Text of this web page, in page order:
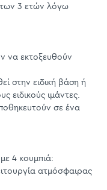
των 3 ετών λόγω
να εκτοξευθούν
στην ειδική βάση ή
ειδικούς ιμάντες.
σε ένα
4 κουμπιά:
ατμόσφαιρας